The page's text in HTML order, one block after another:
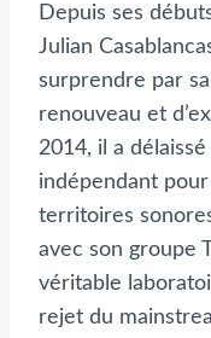
Depuis ses
Julian
surprendre par
renouveau et
2014, il a
indépendant
territoires
avec son groupe
véritable
rejet du